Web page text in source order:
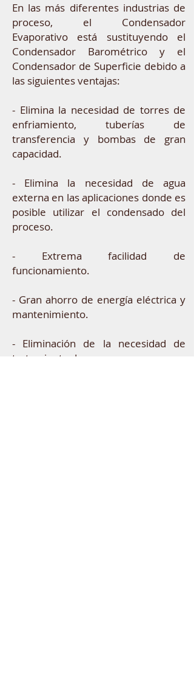
En las más diferentes industrias de
proceso, el Condensador
Evaporativo está sustituyendo el
Condensador Barométrico y el
Condensador de Superficie debido a
las siguientes ventajas:
- Elimina la necesidad de torres de
enfriamiento, tuberías de
transferencia y bombas de gran
capacidad.
- Elimina la necesidad de agua
externa en las aplicaciones donde es
posible utilizar el condensado del
proceso.
- Extrema facilidad de
funcionamiento.
- Gran ahorro de energía eléctrica y
mantenimiento.
- Eliminación de la necesidad de
tratamiento de agua.